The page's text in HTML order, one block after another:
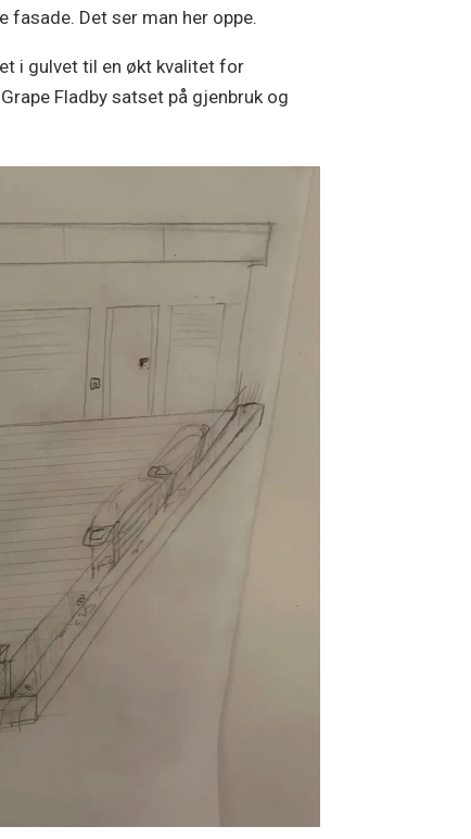
Det ser man her oppe.
i gulvet til en økt kvalitet for
Fladby satset på gjenbruk og